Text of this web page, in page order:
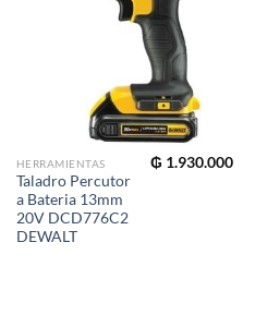
HERRAMIENTAS
Taladro Percutor
a Bateria 13mm
20V DCD776C2
DEWALT
₲ 1.930.000